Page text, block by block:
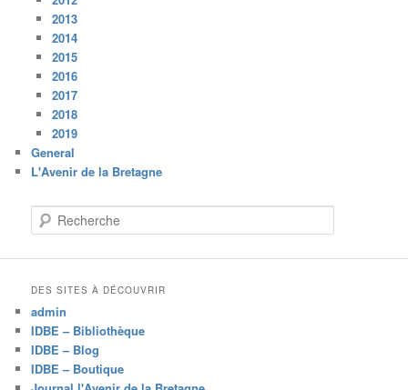
2013
2014
2015
2016
2017
2018
2019
General
L'Avenir de la Bretagne
e
e
c
h
e
DES SITES À DÉCOUVRIR
admin
IDBE – Bibliothèque
IDBE – Blog
IDBE – Boutique